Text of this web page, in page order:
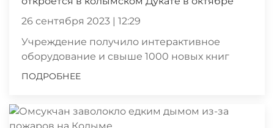
26 сентября 2023 | 12:29
Учреждение получило интерактивное
оборудование и свыше 1000 новых книг
ПОДРОБНЕЕ